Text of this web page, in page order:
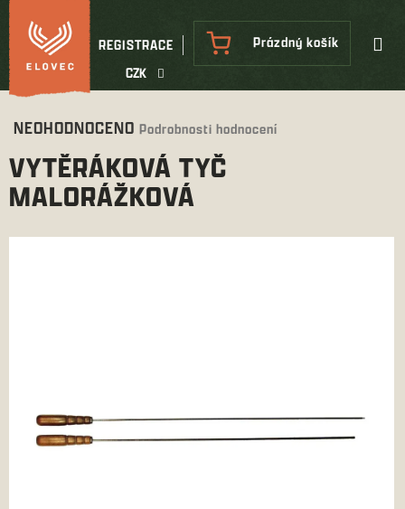
Přejít
na
obsah
CZK
REGISTRACE
NÁKUPNÍ
KOŠÍK
Prázdný košík
Průměrné
produktu
je
0,0
NEOHODNOCENO Podrobnosti hodnocení
VYTĚRÁKOVÁ TYČ
MALORÁŽKOVÁ